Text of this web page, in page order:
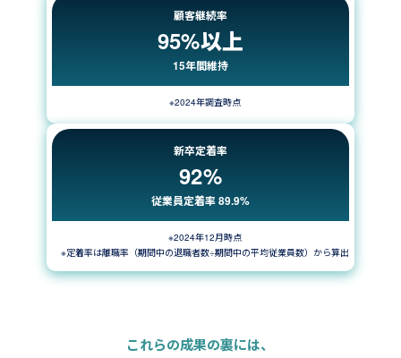
顧客継続率
95%以上
15年間維持
※2024年調査時点
新卒定着率
92%
従業員定着率 89.9%
※2024年12月時点
※定着率は離職率（期間中の退職者数÷期間中の平均従業員数）から算出
これらの成果の裏には、